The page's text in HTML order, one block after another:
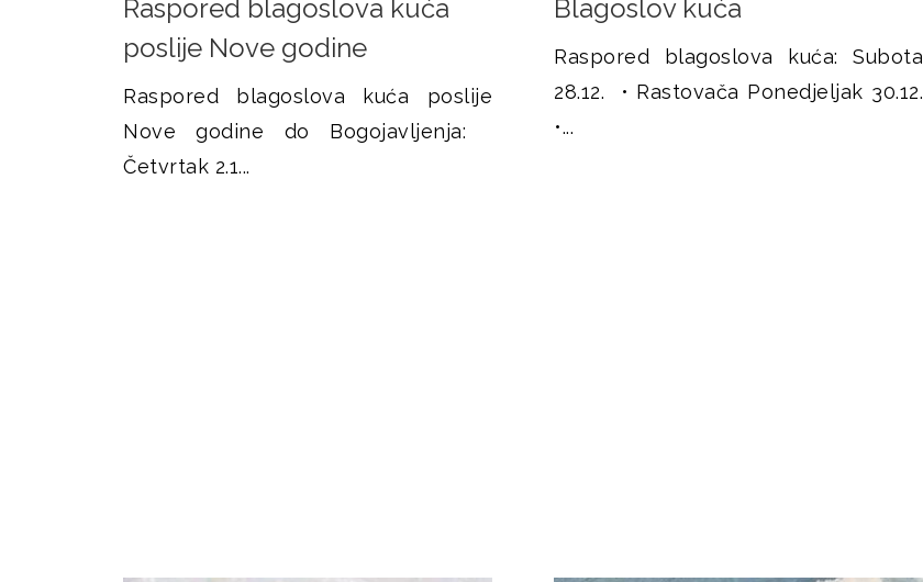
Raspored blagoslova kuća
poslije Nove godine
Raspored blagoslova kuća poslije
Nove godine do Bogojavljenja:
Četvrtak 2.1...
Blagoslov kuća
Raspored blagoslova kuća: Subota
28.12. • Rastovača Ponedjeljak 30.12.
•...